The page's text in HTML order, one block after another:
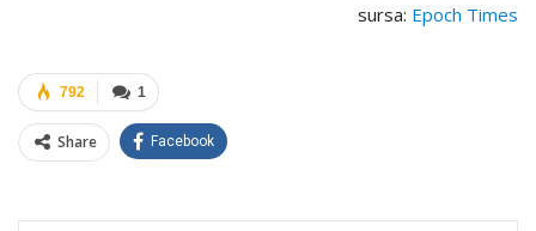
sursa: Epoch Times
1
792
Share Facebook